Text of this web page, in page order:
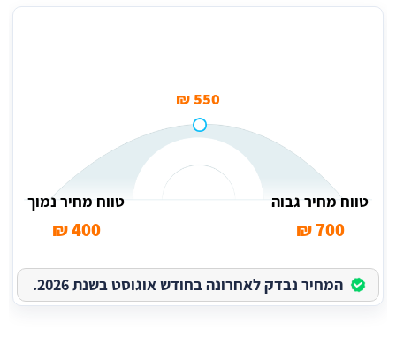
550 ₪
טווח מחיר גבוה
700 ₪
טווח מחיר נמוך
400 ₪
המחיר נבדק לאחרונה בחודש אוגוסט בשנת 2026.